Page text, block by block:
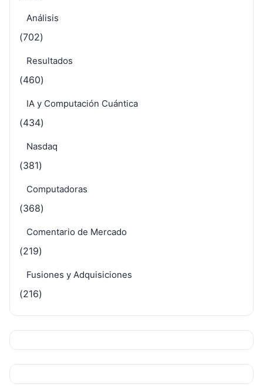
Análisis
(702)
Resultados
(460)
IA y Computación Cuántica
(434)
Nasdaq
(381)
Computadoras
(368)
Comentario de Mercado
(219)
Fusiones y Adquisiciones
(216)